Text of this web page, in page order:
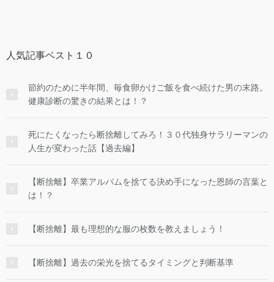
人気記事ベスト１０
節約のために半年間、毎食卵かけご飯を食べ続けた男の末路。
健康診断の驚きの結果とは！？
死にたくなったら断捨離してみろ！３０代独身サラリーマンの
人生が変わった話【過去編】
【断捨離】卒業アルバムを捨てる決め手になった恩師の言葉と
は！？
【断捨離】最も理想的な服の枚数を教えましょう！
【断捨離】過去の栄光を捨てるタイミングと判断基準